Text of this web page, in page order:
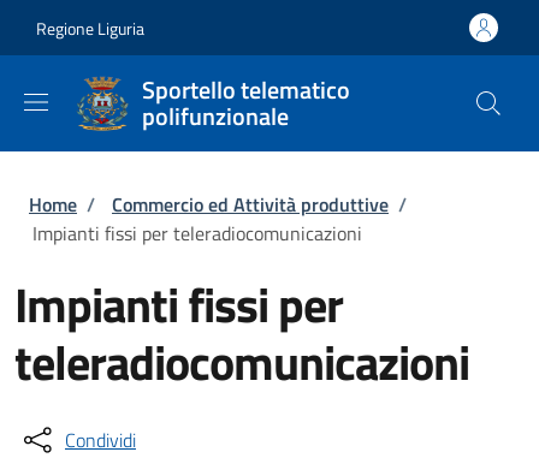
Regione Liguria
Sportello telematico
polifunzionale
Briciole di pane
Home / Commercio ed Attività produttive /
Impianti fissi per teleradiocomunicazioni
Impianti fissi per
teleradiocomunicazioni
Condividi